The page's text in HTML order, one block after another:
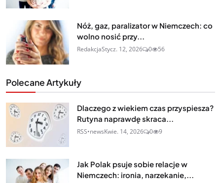
Nóż, gaz, paralizator w Niemczech: co
wolno nosić przy...
RedakcjaStycz. 12, 2026 0 56
Polecane Artykuły
Dlaczego z wiekiem czas przyspiesza?
Rutyna naprawdę skraca...
RSS•newsKwie. 14, 2026 0 9
Jak Polak psuje sobie relacje w
Niemczech: ironia, narzekanie,...